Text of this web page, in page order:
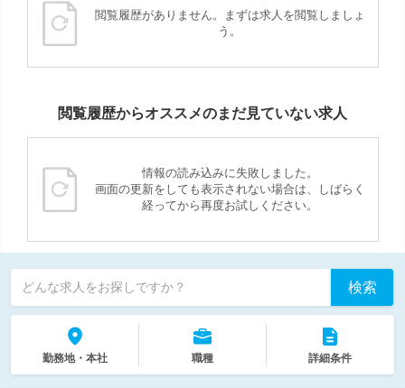
閲覧履歴がありません。まずは求人を閲覧しましょ
う。
閲覧履歴からオススメのまだ見ていない求人
情報の読み込みに失敗しました。
画面の更新をしても表示されない場合は、しばらく
経ってから再度お試しください。
どんな求人をお探しですか？ 検索
勤務地・本社 職種 詳細条件